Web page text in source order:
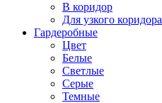
В коридор
Для узкого коридора
Гардеробные
Цвет
Белые
Светлые
Серые
Темные